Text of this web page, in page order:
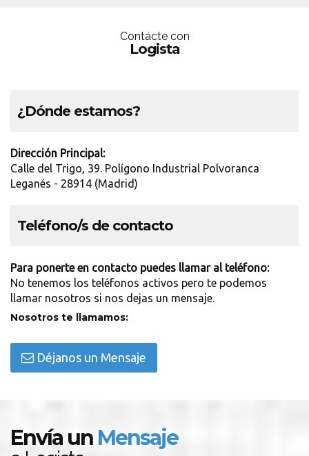
Contácte con
Logista
¿Dónde estamos?
Dirección Principal:
Calle del Trigo, 39. Polígono Industrial Polvoranca
Leganés - 28914 (Madrid)
Teléfono/s de contacto
Para ponerte en contacto puedes llamar al teléfono:
No tenemos los teléfonos activos pero te podemos
llamar nosotros si nos dejas un mensaje.
Nosotros te llamamos:
Déjanos un Mensaje
Envía un Mensaje